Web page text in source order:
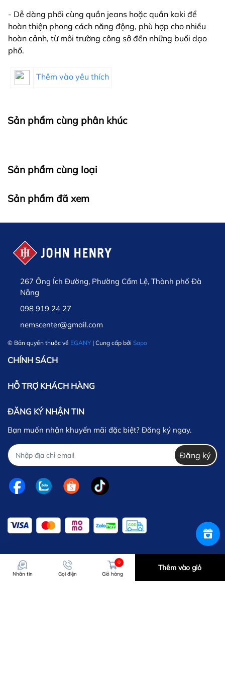
- Dễ dàng phối cùng quần jeans hoặc quần kaki để
hoàn thiện phong cách năng động, phù hợp cho nhiều
hoàn cảnh, từ môi trường công sở đến những buổi dạo
phố.
Thêm vào yêu thích
Sản phẩm cùng phân khúc
Sản phẩm cùng loại
Sản phẩm đã xem
267 Ông Ích Đường, Phường Cẩm Lệ, Thành phố Đà
Nẵng
098 919 24 27
nemscenter@gmail.com
© Bản quyền thuộc về EGANY | Cung cấp bởi Sapo
CHÍNH SÁCH
HỖ TRỢ KHÁCH HÀNG
ĐĂNG KÝ NHẬN TIN
Bạn muốn nhận khuyến mãi đặc biệt? Đăng ký ngay.
Đăng ký
Nhắn tin Gọi điện
0
Giỏ hàng
Thêm vào giỏ